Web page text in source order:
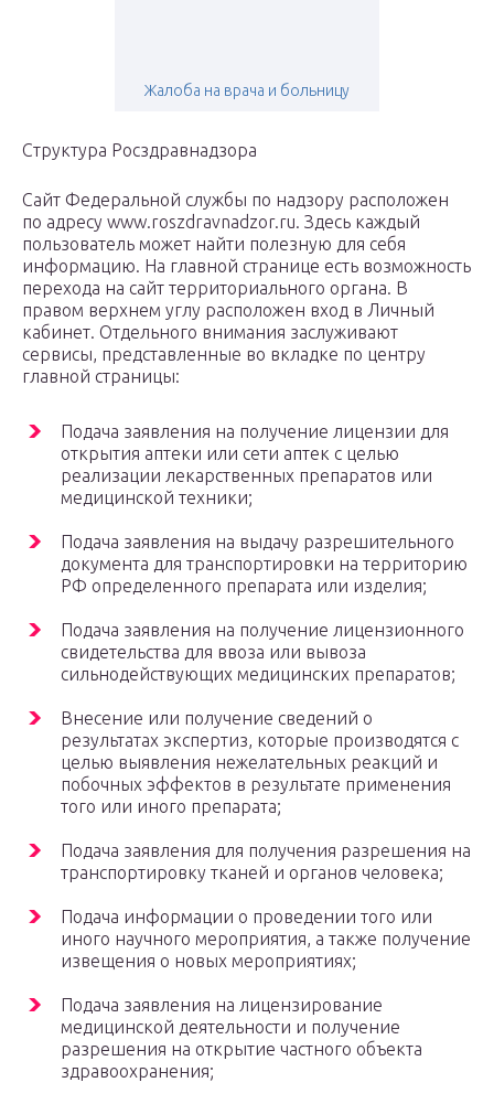
Жалоба на врача и больницу
Структура Росздравнадзора
Сайт Федеральной службы по надзору расположен
по адресу www.roszdravnadzor.ru. Здесь каждый
пользователь может найти полезную для себя
информацию. На главной странице есть возможность
перехода на сайт территориального органа. В
правом верхнем углу расположен вход в Личный
кабинет. Отдельного внимания заслуживают
сервисы, представленные во вкладке по центру
главной страницы:
Подача заявления на получение лицензии для
открытия аптеки или сети аптек с целью
реализации лекарственных препаратов или
медицинской техники;
Подача заявления на выдачу разрешительного
документа для транспортировки на территорию
РФ определенного препарата или изделия;
Подача заявления на получение лицензионного
свидетельства для ввоза или вывоза
сильнодействующих медицинских препаратов;
Внесение или получение сведений о
результатах экспертиз, которые производятся с
целью выявления нежелательных реакций и
побочных эффектов в результате применения
того или иного препарата;
Подача заявления для получения разрешения на
транспортировку тканей и органов человека;
Подача информации о проведении того или
иного научного мероприятия, а также получение
извещения о новых мероприятиях;
Подача заявления на лицензирование
медицинской деятельности и получение
разрешения на открытие частного объекта
здравоохранения;